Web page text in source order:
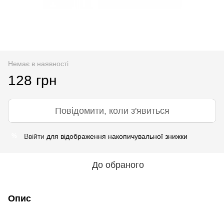
Немає в наявності
128 грн
Повідомити, коли з'явиться
Ввійти для відображення накопичувальної знижки
До обраного
Опис